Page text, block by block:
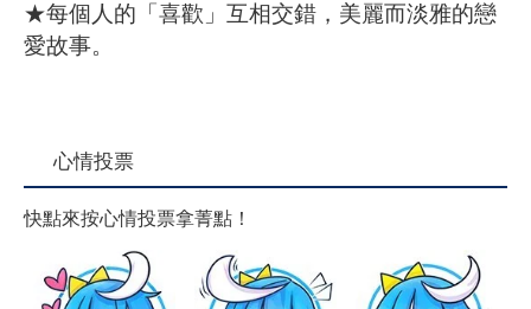
★每個人的「喜歡」互相交錯，美麗而淡雅的戀
愛故事。
心情投票
快點來按心情投票拿菁點！